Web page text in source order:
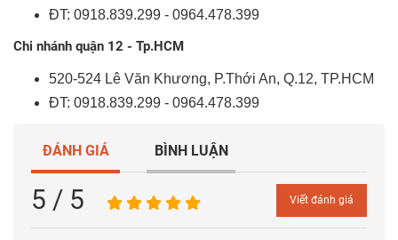
ĐT: 0918.839.299 - 0964.478.399
Chi nhánh quận 12 - Tp.HCM
520-524 Lê Văn Khương, P.Thới An, Q.12, TP.HCM
ĐT: 0918.839.299 - 0964.478.399
ĐÁNH GIÁ BÌNH LUẬN
5 / 5 Viết đánh giá